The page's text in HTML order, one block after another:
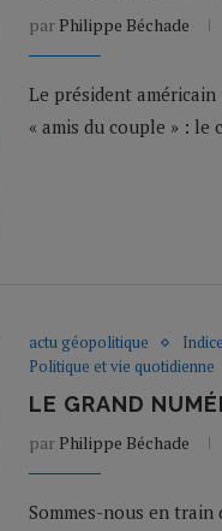
par Philippe Béchade
Le président
« amis du couple » : le
actu géopolitique
Politique et vie quotidienne
LE GRAND
par Philippe Béchade
Sommes-nous en train